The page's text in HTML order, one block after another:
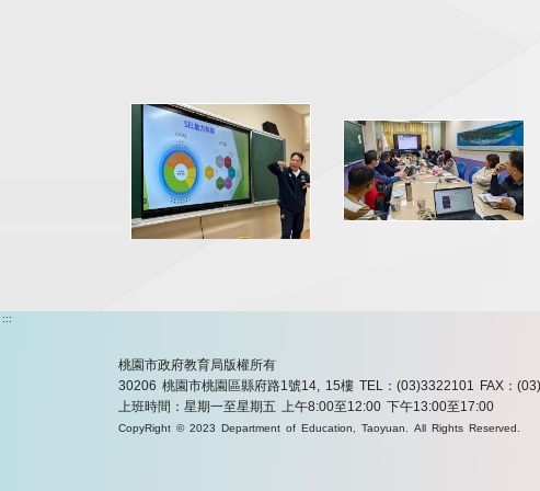
:::
桃園市政府教育局版權所有
30206 桃園市桃園區縣府路1號14, 15樓 TEL：(03)3322101 FAX：
上班時間：星期一至星期五 上午8:00至12:00 下午13:00至17:00
CopyRight © 2023 Department of Education, Taoyuan. All Rights Reserved.